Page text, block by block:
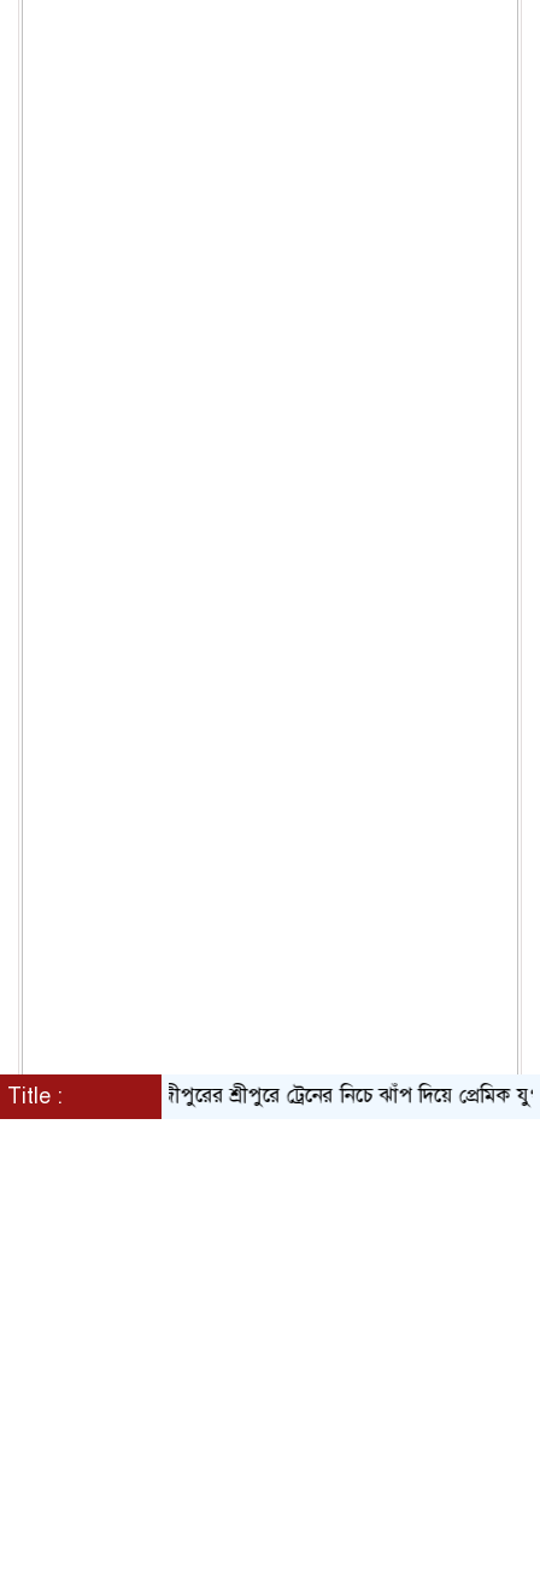
Title : গাজীপুরের শ্রীপুরে ট্রেনের নিচে ঝাঁপ দিয়ে প্রেমিক যুগলের